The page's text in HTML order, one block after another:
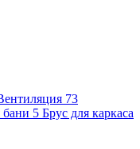
73
бани 5 Брус для каркаса